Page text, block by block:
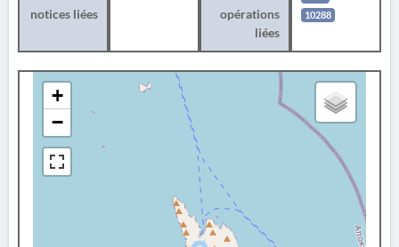
notices liées
opérations
liées
10288
+
−